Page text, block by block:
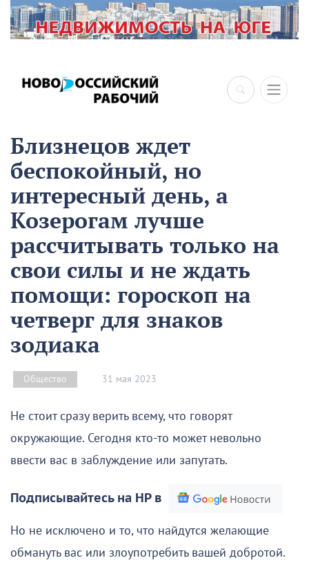
Близнецов ждет
беспокойный, но
интересный день, а
Козерогам лучше
рассчитывать только на
свои силы и не ждать
помощи: гороскоп на
четверг для знаков
зодиака
Общество 31 мая 2023
Не стоит сразу верить всему, что говорят
окружающие. Сегодня кто-то может невольно
ввести вас в заблуждение или запутать.
Подписывайтесь на НР в
Но не исключено и то, что найдутся желающие
обмануть вас или злоупотребить вашей добротой.